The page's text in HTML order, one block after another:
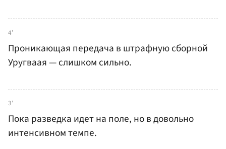
4'
Проникающая передача в штрафную сборной
Уругваая — слишком сильно.
3'
Пока разведка идет на поле, но в довольно
интенсивном темпе.